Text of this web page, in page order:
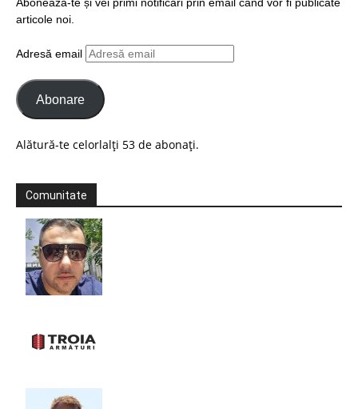
Abonează-te și vei primi notificări prin email când vor fi publicate
articole noi.
Adresă email
Abonare
Alătură-te celorlalți 53 de abonați.
Comunitate